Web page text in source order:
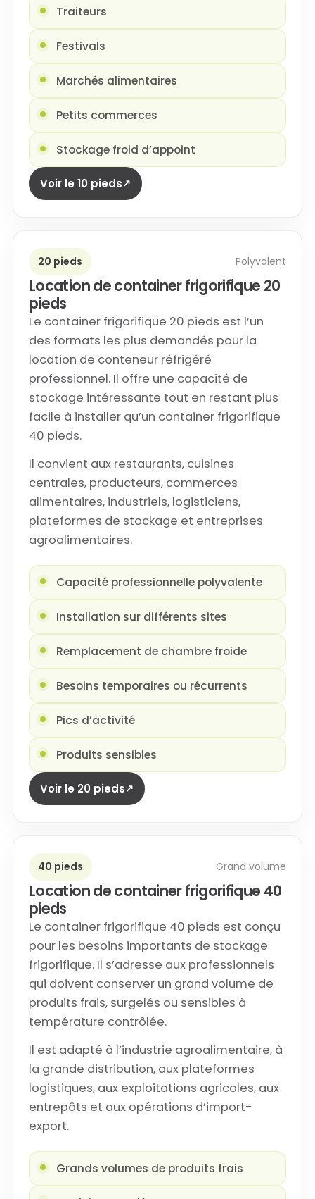
Traiteurs
Festivals
Marchés alimentaires
Petits commerces
Stockage froid d’appoint
Voir le 10 pieds
20 pieds Polyvalent
Location de container frigorifique 20
pieds
Le container frigorifique 20 pieds est l’un
des formats les plus demandés pour la
location de conteneur réfrigéré
professionnel. Il offre une capacité de
stockage intéressante tout en restant plus
facile à installer qu’un container frigorifique
40 pieds.
Il convient aux restaurants, cuisines
centrales, producteurs, commerces
alimentaires, industriels, logisticiens,
plateformes de stockage et entreprises
agroalimentaires.
Capacité professionnelle polyvalente
Installation sur différents sites
Remplacement de chambre froide
Besoins temporaires ou récurrents
Pics d’activité
Produits sensibles
Voir le 20 pieds
40 pieds Grand volume
Location de container frigorifique 40
pieds
Le container frigorifique 40 pieds est conçu
pour les besoins importants de stockage
frigorifique. Il s’adresse aux professionnels
qui doivent conserver un grand volume de
produits frais, surgelés ou sensibles à
température contrôlée.
Il est adapté à l’industrie agroalimentaire, à
la grande distribution, aux plateformes
logistiques, aux exploitations agricoles, aux
entrepôts et aux opérations d’import-
export.
Grands volumes de produits frais